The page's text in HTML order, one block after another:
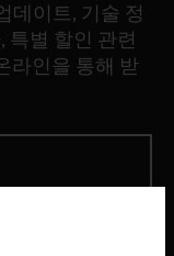
데이트, 기술 정
특별 할인 관련
라인을 통해 받